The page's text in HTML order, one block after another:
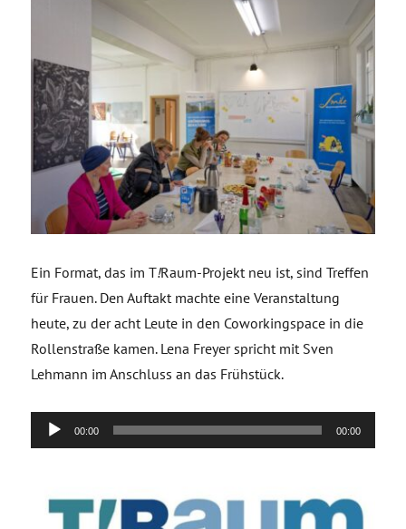
Ein Format, das im T!Raum-Projekt neu ist, sind Treffen
für Frauen. Den Auftakt machte eine Veranstaltung
heute, zu der acht Leute in den Coworkingspace in die
Rollenstraße kamen. Lena Freyer spricht mit Sven
Lehmann im Anschluss an das Frühstück.
Audio-
Player
00:00 00:00